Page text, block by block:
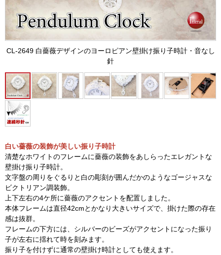
CL-2649 白薔薇デザインのヨーロピアン壁掛け振り子時計・音なし
針
白い薔薇の装飾が美しい振り子時計
清楚なホワイトのフレームに薔薇の装飾をあしらったエレガントな
壁掛け振り子時計。
文字盤の周りをぐるりと白の彫刻が囲んだかのようなゴージャスな
ビクトリアン調装飾。
上下左右の4ケ所に薔薇のアクセントを配置しました。
本体フレームは直径42cmとかなり大きいサイズで、掛けた際の存在
感は抜群。
フレームの下方には、シルバーのビーズがアクセントになった振り
子が左右に揺れて時を刻みます。
振り子を付けずに通常の壁掛け時計としても使えます。